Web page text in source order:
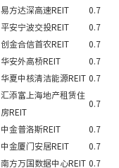
易方达深高速REIT
0.7
平安宁波交投REIT
0.7
创金合信首农REIT
0.7
华安外高桥REIT
0.7
华夏中核清洁能源REIT 0.7
汇添富上海地产租赁住
房REIT
0.7
中金普洛斯REIT
0.7
中金厦门安居REIT
0.7
南方万国数据中心REIT 0.7